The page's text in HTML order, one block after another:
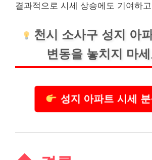
결과적으로 시세 상승에도 기여하
천시 소사구 성지 아
변동을 놓치지 마
성지 아파트 시세 분